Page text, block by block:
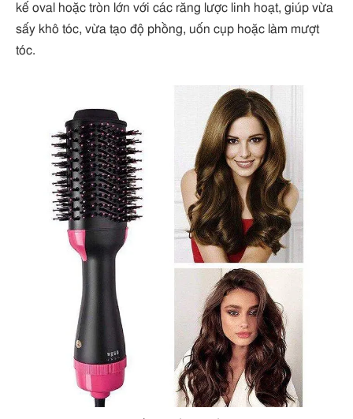
kế oval hoặc tròn lớn với các răng lược linh hoạt, giúp vừa
sấy khô tóc, vừa tạo độ phồng, uốn cụp hoặc làm mượt
tóc.